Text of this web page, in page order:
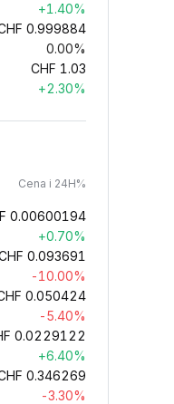
+1.40%
0.999884
0.00%
CHF 1.03
+2.30%
Cena i 24H%
0.00600194
+0.70%
0.093691
-10.00%
0.050424
-5.40%
0.0229122
+6.40%
0.346269
-3.30%